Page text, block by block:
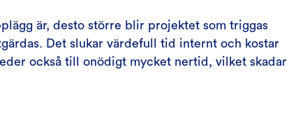
är, desto större blir projektet som triggas
Det slukar värdefull tid internt och kostar
också till onödigt mycket nertid, vilket skadar